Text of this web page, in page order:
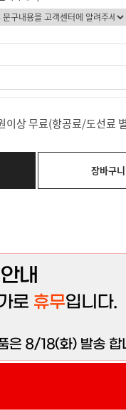
이상 무료(항공료/도선료
장바구니